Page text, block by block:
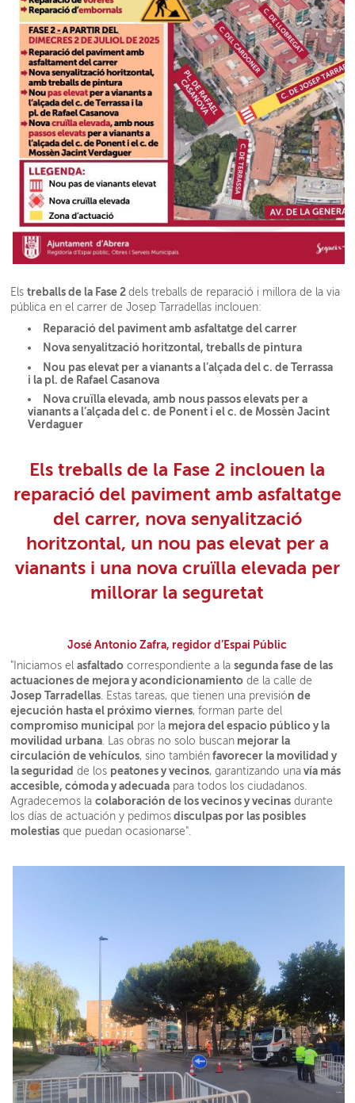
Elstreballs de la Fase 2dels treballs de reparació i millora de la via
pública en el carrer de Josep Tarradellas inclouen:
Reparació del paviment amb asfaltatge del carrer
Nova senyalització horitzontal, treballs de pintura
Nou pas elevat per a vianants a l’alçada del c. de Terrassa
i la pl. de Rafael Casanova
Nova cruïlla elevada, amb nous passos elevats per a
vianants a l’alçada del c. de Ponent i el c. de Mossèn Jacint
Verdaguer
Els treballs de la Fase 2 inclouen la
reparació del paviment amb asfaltatge
del carrer, nova senyalització
horitzontal, un nou pas elevat per a
vianants i una nova cruïlla elevada per
millorar la seguretat
José Antonio Zafra, regidor d’Espai Públic
"Iniciamos elasfaltado correspondiente a lasegunda fase de las
actuaciones de mejora y acondicionamiento de la calle de
Josep Tarradellas. Estas tareas, que tienen una previsión de
ejecución hasta el próximo viernes, forman parte del
compromiso municipal por la mejora del espacio público y la
movilidad urbana. Las obras no solo buscan mejorar la
circulación de vehículos, sino también favorecer la movilidad y
la seguridad de los peatones y vecinos, garantizando una vía más
accesible, cómoda y adecuada para todos los ciudadanos.
Agradecemos lacolaboración de los vecinos y vecinas durante
los días de actuación y pedimos disculpas por las posibles
molestias que puedan ocasionarse".